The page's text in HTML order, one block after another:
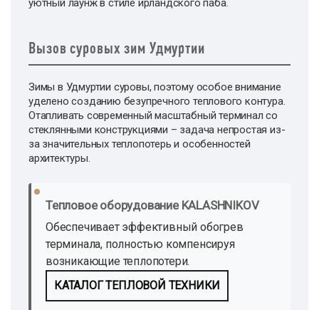
уютный лаунж в стиле ирландского паба.
Вызов суровых зим Удмуртии
Зимы в Удмуртии суровы, поэтому особое внимание
уделено созданию безупречного теплового контура.
Отапливать современный масштабный терминал со
стеклянными конструкциями – задача непростая из-
за значительных теплопотерь и особенностей
архитектуры.
Тепловое оборудование KALASHNIKOV
Обеспечивает эффективный обогрев
терминала, полностью компенсируя
возникающие теплопотери.
КАТАЛОГ ТЕПЛОВОЙ ТЕХНИКИ